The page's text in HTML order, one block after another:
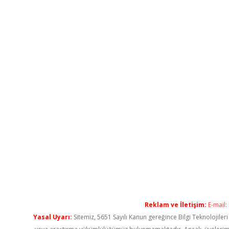
Reklam ve İletişim: E-mail:
Yasal Uyarı: Sitemiz, 5651 Sayılı Kanun gereğince Bilgi